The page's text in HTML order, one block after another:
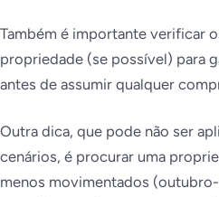
Também é importante verificar
propriedade (se possível) para
antes de assumir qualquer
Outra dica, que pode não ser
cenários, é procurar uma
menos movimentados